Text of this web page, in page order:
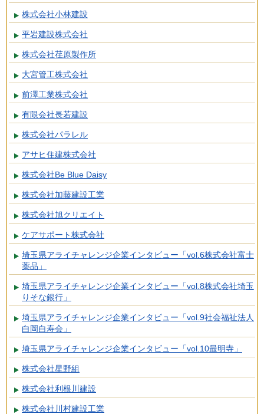
株式会社小林建設
平岩建設株式会社
株式会社荏原製作所
大宮管工株式会社
前澤工業株式会社
有限会社長若建設
株式会社パラレル
アサヒ住建株式会社
株式会社Be Blue Daisy
株式会社加藤建設工業
株式会社旭クリエイト
ケアサポート株式会社
埼玉県アライチャレンジ企業インタビュー「vol.6株式会社富士
薬品」
埼玉県アライチャレンジ企業インタビュー「vol.8株式会社埼玉
りそな銀行」
埼玉県アライチャレンジ企業インタビュー「vol.9社会福祉法人
白岡白寿会」
埼玉県アライチャレンジ企業インタビュー「vol.10最明寺」
株式会社星野組
株式会社利根川建設
株式会社川村建設工業